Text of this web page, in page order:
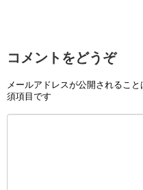
コメントをどうぞ
メールアドレスが公開されること
須項目です